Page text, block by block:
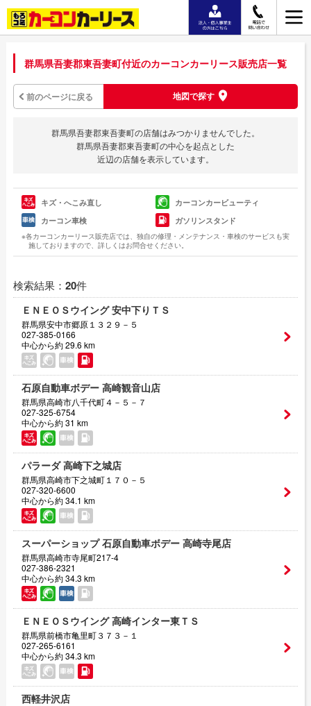
群馬県吾妻郡東吾妻町付近のカーコンカーリース販売店一覧
前のページに戻る 地図で探す
群馬県吾妻郡東吾妻町の店舗はみつかりませんでした。
群馬県吾妻郡東吾妻町の中心を起点とした
近辺の店舗を表示しています。
キズ・へこみ直し
カーコンカービューティ
カーコン車検
ガソリンスタンド
※各カーコンカーリース販売店では、独自の修理・メンテナンス・車検のサービスも実
施しておりますので、詳しくはお問合せください。
検索結果： 20件
ＥＮＥＯＳウイング 安中下りＴＳ
群馬県安中市郷原１３２９－５
027-385-0166
中心から約 29.6 km
石原自動車ボデー 高崎観音山店
群馬県高崎市八千代町４－５－７
027-325-6754
中心から約 31 km
パラーダ 高崎下之城店
群馬県高崎市下之城町１７０－５
027-320-6600
中心から約 34.1 km
スーパーショップ 石原自動車ボデー 高崎寺尾店
群馬県高崎市寺尾町217-4
027-386-2321
中心から約 34.3 km
ＥＮＥＯＳウイング 高崎インター東ＴＳ
群馬県前橋市亀里町３７３－１
027-265-6161
中心から約 34.3 km
西軽井沢店